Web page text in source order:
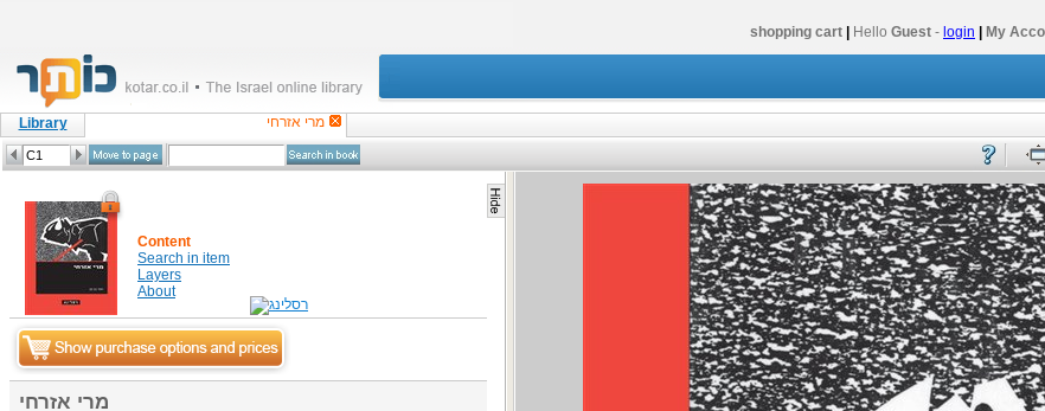
shopping cart Hello Guest - login My
Library מרי אזרחי
Content
Search in item
Layers
About
מרי אזרחי